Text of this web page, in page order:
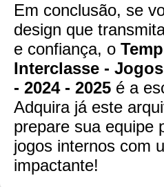
Em conclusão, se
design que
e confiança, o
Interclasse -
- 2024 - 2025 é a
Adquira já este
prepare sua equipe
jogos internos com
impactante!